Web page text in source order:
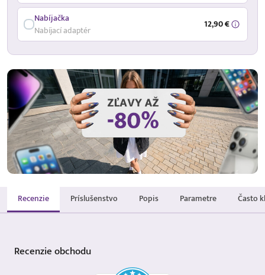
Nabíjačka
Nabíjací adaptér
12,90 €
Recenzie Príslušenstvo Popis Parametre Často
Recenzieobchodu